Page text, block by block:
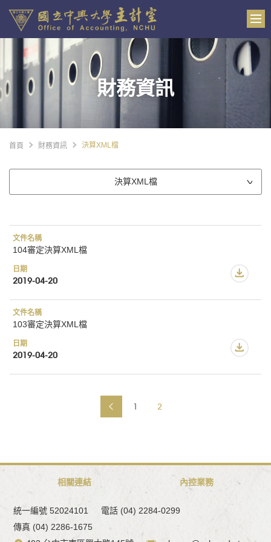
財務資訊
首頁 財務資訊 決算XML檔
決算XML檔
104審定決算XML檔
2019-04-20
103審定決算XML檔
2019-04-20
1 2
相關連結 內控業務
統一編號 52024101
電話 (04) 2284-0299
傳真 (04) 2286-1675